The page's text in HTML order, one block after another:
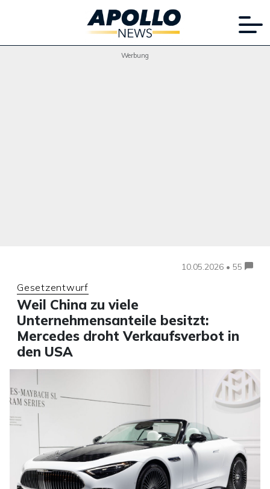
Werbung
10.05.2026 • 55
Gesetzentwurf
Weil China zu viele
Unternehmensanteile besitzt:
Mercedes droht Verkaufsverbot in
den USA